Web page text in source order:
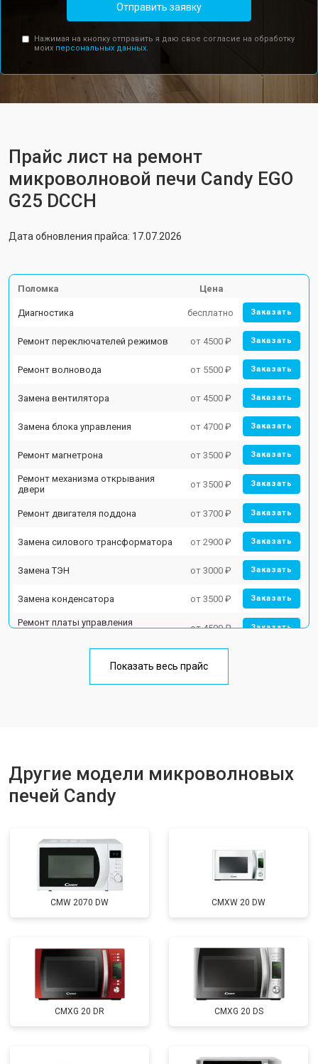
Отправить заявку
Нажимая на кнопку отправить я даю свое согласие на обработку
моих персональных данных.
Прайс лист на ремонт
микроволновой печи Candy EGO
G25 DCCH
Дата обновления прайса: 17.07.2026
Поломка Цена
Диагностика бесплатно Заказать
Ремонт переключателей режимов от 4500 ₽ Заказать
Ремонт волновода от 5500 ₽ Заказать
Замена вентилятора от 4500 ₽ Заказать
Замена блока управления от 4700 ₽ Заказать
Ремонт магнетрона от 3500 ₽ Заказать
Ремонт механизма открывания
двери
от 3500 ₽ Заказать
Ремонт двигателя поддона от 3700 ₽ Заказать
Замена силового трансформатора от 2900 ₽ Заказать
Замена ТЭН от 3000 ₽ Заказать
Замена конденсатора от 3500 ₽ Заказать
Ремонт платы управления
от 4500 ₽ Заказать
Показать весь прайс
Другие модели микроволновых
печей Candy
CMW 2070 DW CMXW 20 DW
CMXG 20 DR CMXG 20 DS